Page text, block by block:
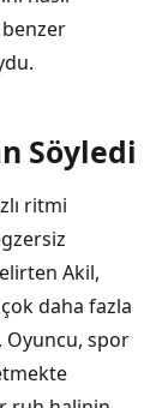
Söyledi
ritmi
Akil,
daha fazla
Oyuncu, spor